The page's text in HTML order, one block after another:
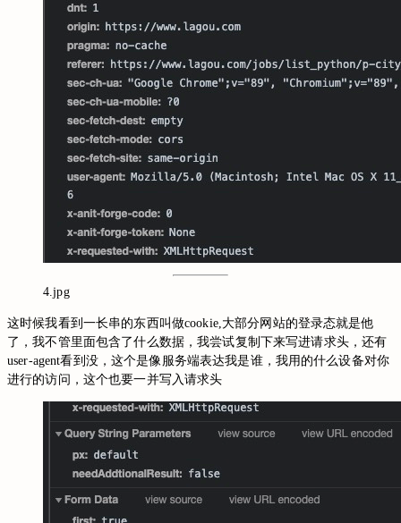
4.jpg
这时候我看到一长串的东西叫做cookie,大部分网站的登录态就是他
了，我不管里面包含了什么数据，我尝试复制下来写进请求头，还有
user-agent看到没，这个是像服务端表达我是谁，我用的什么设备对你
进行的访问，这个也要一并写入请求头